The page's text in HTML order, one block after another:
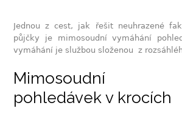
Jednou z cest, jak řešit neuhrazené
půjčky je mimosoudní vymáhání
vymáhání je službou složenou z
Mimosoudní
pohledávek v krocích